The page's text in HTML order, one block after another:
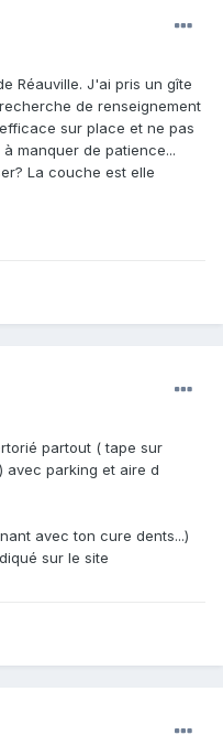
Réauville. J'ai pris un gîte
de renseignement
sur place et ne pas
manquer de patience...
La couche est elle
partout ( tape sur
avec parking et aire d
avec ton cure dents...)
sur le site